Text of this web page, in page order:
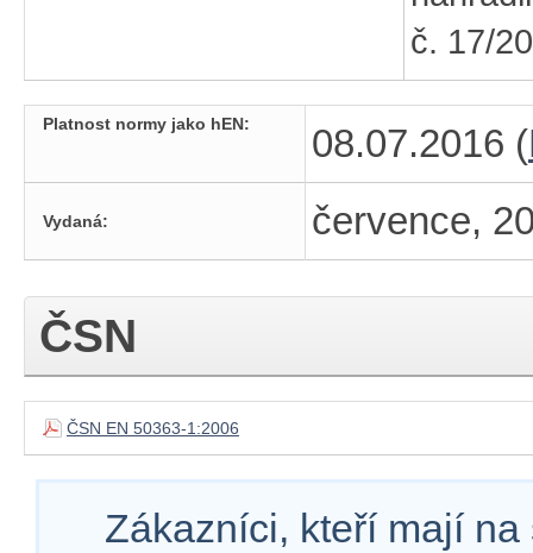
č. 17/
Platnost normy jako hEN: 08.07.2016 (
Vydaná: července,
ČSN
ČSN EN 50363-1:2006
Zákazníci, kteří mají